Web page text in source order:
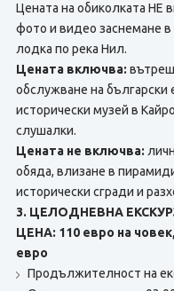
Цената на обиколката НЕ
фото и видео заснемане в
лодка по река Нил.
Цената включва:
обслужване на български
исторически музей в
слушалки.
Цената не включва:
обяда, влизане в
исторически сгради и
3. ЦЕЛОДНЕВНА
ЦЕНА: 110 евро на
евро
Продължителност на